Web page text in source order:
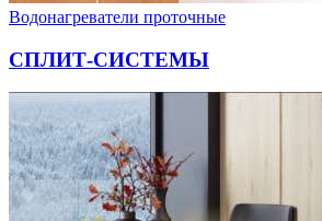
Водонагреватели проточные
СПЛИТ-СИСТЕМЫ